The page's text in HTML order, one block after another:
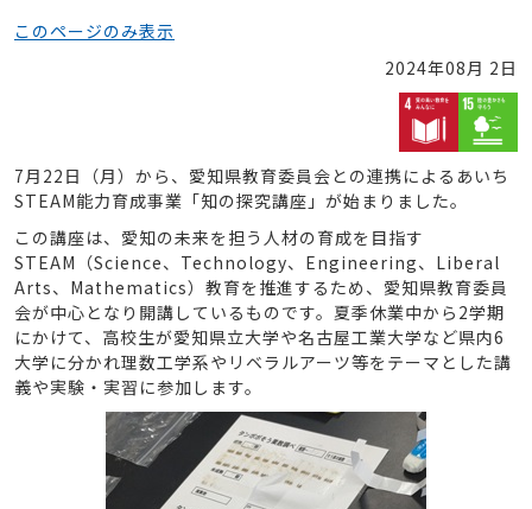
このページのみ表示
2024年08月 2日
7月22日（月）から、愛知県教育委員会との連携によるあいち
STEAM能力育成事業「知の探究講座」が始まりました。
この講座は、愛知の未来を担う人材の育成を目指す
STEAM（Science、Technology、Engineering、Liberal
Arts、Mathematics）教育を推進するため、愛知県教育委員
会が中心となり開講しているものです。夏季休業中から2学期
にかけて、高校生が愛知県立大学や名古屋工業大学など県内6
大学に分かれ理数工学系やリベラルアーツ等をテーマとした講
義や実験・実習に参加します。